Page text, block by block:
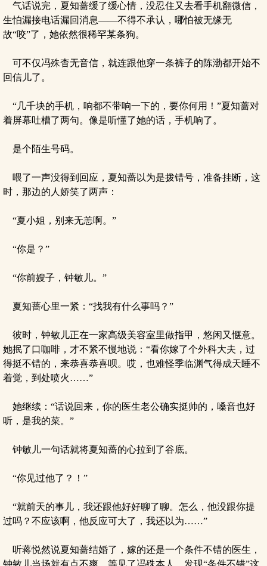
气话说完，夏知蔷缓了缓心情，没忍住又去看手机翻微信，
生怕漏接电话漏回消息——不得不承认，哪怕被无缘无
故“咬”了，她依然很稀罕某条狗。
可不仅冯殊杳无音信，就连跟他穿一条裤子的陈渤都开始不
回信儿了。
“几千块的手机，响都不带响一下的，要你何用！”夏知蔷对
着屏幕吐槽了两句。像是听懂了她的话，手机响了。
是个陌生号码。
喂了一声没得到回应，夏知蔷以为是拨错号，准备挂断，这
时，那边的人娇笑了两声：
“夏小姐，别来无恙啊。”
“你是？”
“你前嫂子，钟敏儿。”
夏知蔷心里一紧：“找我有什么事吗？”
彼时，钟敏儿正在一家高级美容室里做指甲，悠闲又惬意。
她抿了口咖啡，才不紧不慢地说：“看你嫁了个外科大夫，过
得挺不错的，来恭喜恭喜呗。哎，也难怪季临渊气得成天睡不
着觉，到处喷火……”
她继续：“话说回来，你的医生老公确实挺帅的，嗓音也好
听，是我的菜。”
钟敏儿一句话就将夏知蔷的心拉到了谷底。
“你见过他了？！”
“就前天的事儿，我还跟他好好聊了聊。怎么，他没跟你提
过吗？不应该啊，他反应可大了，我还以为……”
听蒋悦然说夏知蔷结婚了，嫁的还是一个条件不错的医生，
钟敏儿当场就有点不爽，等见了冯殊本人、发现“条件不错”这